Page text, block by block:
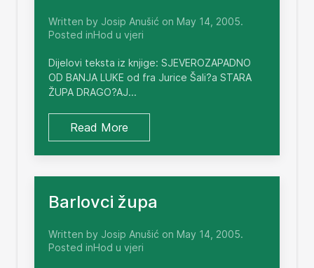
Written by Josip Anušić on May 14, 2005.
Posted inHod u vjeri
Dijelovi teksta iz knjige: SJEVEROZAPADNO
OD BANJA LUKE od fra Jurice Šali?a STARA
ŽUPA DRAGO?AJ...
Read More
Barlovci župa
Written by Josip Anušić on May 14, 2005.
Posted inHod u vjeri